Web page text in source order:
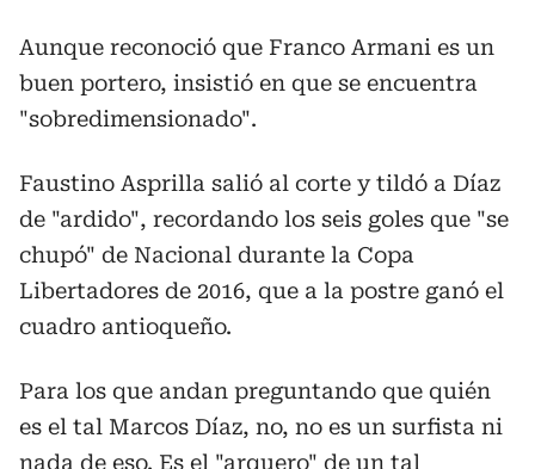
Aunque reconoció que Franco Armani es un
buen portero, insistió en que se encuentra
"sobredimensionado".
Faustino Asprilla salió al corte y tildó a Díaz
de "ardido", recordando los seis goles que "se
chupó" de Nacional durante la Copa
Libertadores de 2016, que a la postre ganó el
cuadro antioqueño.
Para los que andan preguntando que quién
es el tal Marcos Díaz, no, no es un surfista ni
nada de eso. Es el "arquero" de un tal